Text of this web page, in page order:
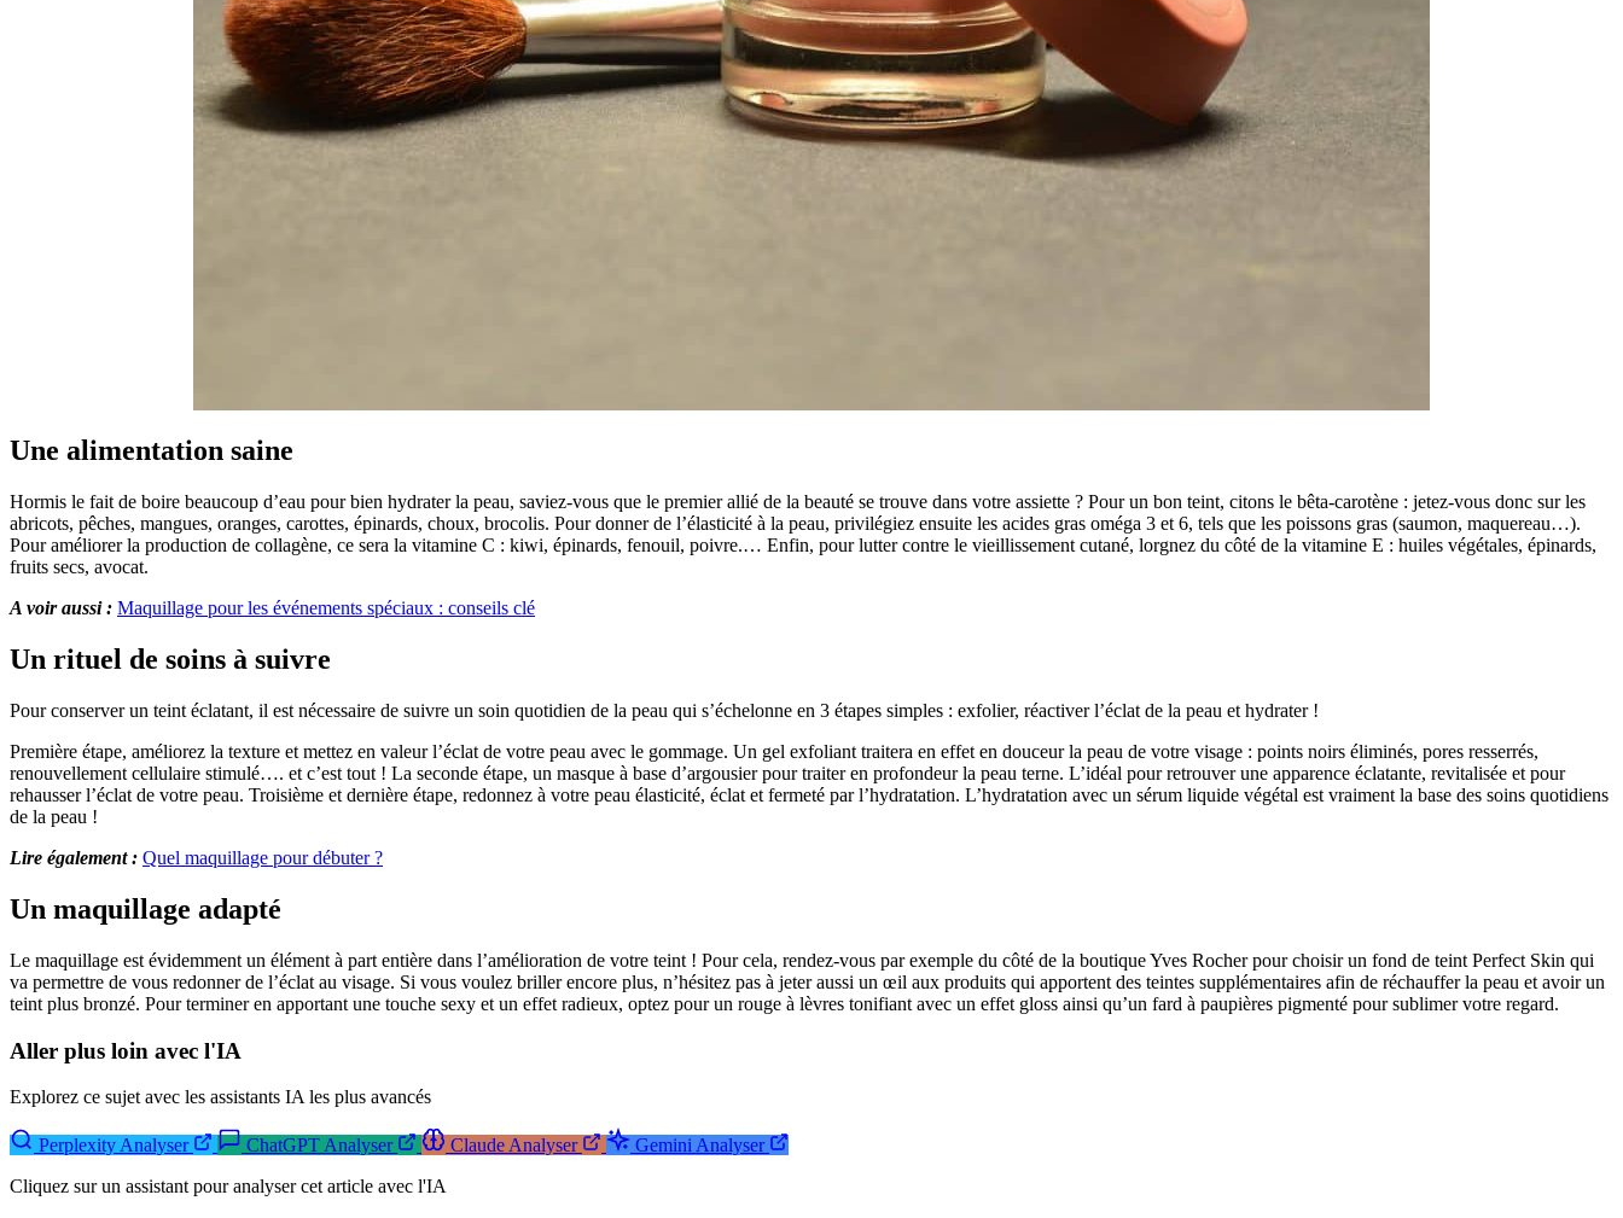
Une alimentation saine
Hormis le fait de boire beaucoup d’eau pour bien hydrater la peau, saviez-vous que le premier allié de la beauté se trouve dans votre assiette ? Pour un bon teint, citons le bêta-carotène : jetez-vous donc sur les
abricots, pêches, mangues, oranges, carottes, épinards, choux, brocolis. Pour donner de l’élasticité à la peau, privilégiez ensuite les acides gras oméga 3 et 6, tels que les poissons gras (saumon, maquereau…).
Pour améliorer la production de collagène, ce sera la vitamine C : kiwi, épinards, fenouil, poivre.… Enfin, pour lutter contre le vieillissement cutané, lorgnez du côté de la vitamine E : huiles végétales, épinards,
fruits secs, avocat.
A voir aussi : Maquillage pour les événements spéciaux : conseils clé
Un rituel de soins à suivre
Pour conserver un teint éclatant, il est nécessaire de suivre un soin quotidien de la peau qui s’échelonne en 3 étapes simples : exfolier, réactiver l’éclat de la peau et hydrater !
Première étape, améliorez la texture et mettez en valeur l’éclat de votre peau avec le gommage. Un gel exfoliant traitera en effet en douceur la peau de votre visage : points noirs éliminés, pores resserrés,
renouvellement cellulaire stimulé…. et c’est tout ! La seconde étape, un masque à base d’argousier pour traiter en profondeur la peau terne. L’idéal pour retrouver une apparence éclatante, revitalisée et pour
rehausser l’éclat de votre peau. Troisième et dernière étape, redonnez à votre peau élasticité, éclat et fermeté par l’hydratation. L’hydratation avec un sérum liquide végétal est vraiment la base des soins quotidiens
de la peau !
Lire également : Quel maquillage pour débuter ?
Un maquillage adapté
Le maquillage est évidemment un élément à part entière dans l’amélioration de votre teint ! Pour cela, rendez-vous par exemple du côté de la boutique Yves Rocher pour choisir un fond de teint Perfect Skin qui
va permettre de vous redonner de l’éclat au visage. Si vous voulez briller encore plus, n’hésitez pas à jeter aussi un œil aux produits qui apportent des teintes supplémentaires afin de réchauffer la peau et avoir un
teint plus bronzé. Pour terminer en apportant une touche sexy et un effet radieux, optez pour un rouge à lèvres tonifiant avec un effet gloss ainsi qu’un fard à paupières pigmenté pour sublimer votre regard.
Aller plus loin avec l'IA
Explorez ce sujet avec les assistants IA les plus avancés
Perplexity Analyser ChatGPT Analyser Claude Analyser Gemini Analyser
Cliquez sur un assistant pour analyser cet article avec l'IA